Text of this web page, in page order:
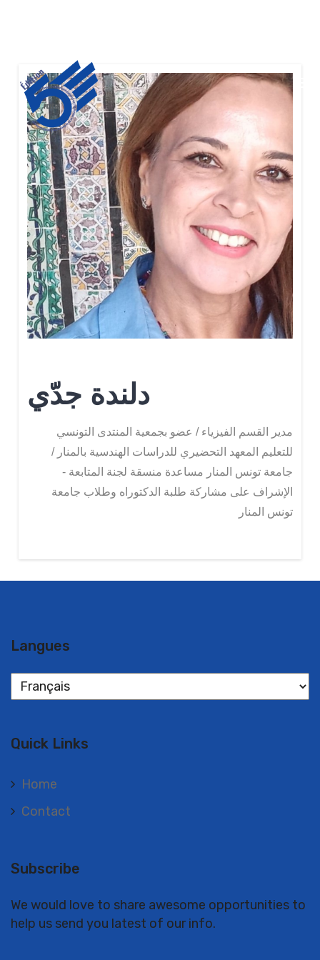
دلندة جدّي
مدير القسم الفيزياء / عضو بجمعية المنتدى التونسي
للتعليم المعهد التحضيري للدراسات الهندسية بالمنار /
جامعة تونس المنار مساعدة منسقة لجنة المتابعة -
الإشراف على مشاركة طلبة الدكتوراه وطلاب جامعة
تونس المنار
Langues
Langues
Quick Links
Home
Contact
Subscribe
We would love to share awesome opportunities to
help us send you latest of our info.